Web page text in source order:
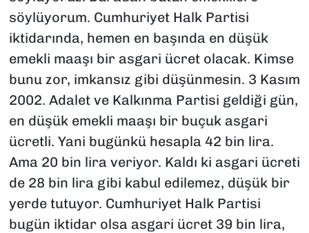
söylüyorum. Cumhuriyet Halk Partisi
iktidarında, hemen en başında en düşük
emekli maaşı bir asgari ücret olacak. Kimse
bunu zor, imkansız gibi düşünmesin. 3 Kasım
2002. Adalet ve Kalkınma Partisi geldiği gün,
en düşük emekli maaşı bir buçuk asgari
ücretli. Yani bugünkü hesapla 42 bin lira.
Ama 20 bin lira veriyor. Kaldı ki asgari ücreti
de 28 bin lira gibi kabul edilemez, düşük bir
yerde tutuyor. Cumhuriyet Halk Partisi
bugün iktidar olsa asgari ücret 39 bin lira,